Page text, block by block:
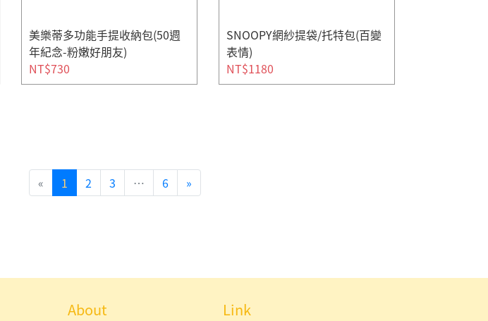
美樂蒂多功能手提收納包(50週
年紀念-粉嫩好朋友)
NT$730
SNOOPY網紗提袋/托特包(百變
表情)
NT$1180
« 1 2 3 … 6 »
About Link